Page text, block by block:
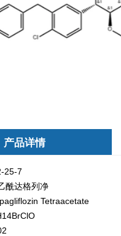
产品详情
25-7
酰达格列净
Tetraacetate